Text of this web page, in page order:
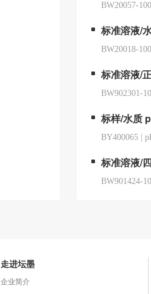
BW20057-
标准溶液/
BW20018-
标准溶液/
BW902301-
标样/水质
BY400065
标准溶液/四
BW901424-
走进坛墨
企业简介